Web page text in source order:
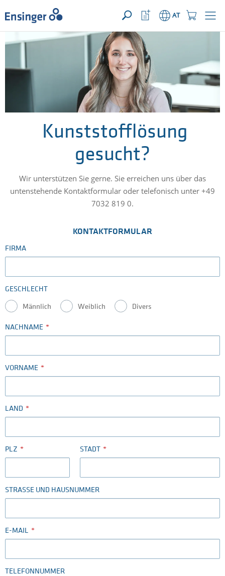
IHRE ANFRAGE ({{productCount}} Produkte)ÖFFNEN
home_logo_aria AT
können
Ihnen
Kunststofflösung
gesucht?
Wir unterstützen Sie gerne. Sie erreichen uns über das
untenstehende Kontaktformular oder telefonisch unter +49
7032 819 0.
KONTAKTFORMULAR
FIRMA
GESCHLECHT
Männlich Weiblich Divers
NACHNAME
VORNAME
LAND
PLZ STADT
STRASSE UND HAUSNUMMER
E-MAIL
TELEFONNUMMER